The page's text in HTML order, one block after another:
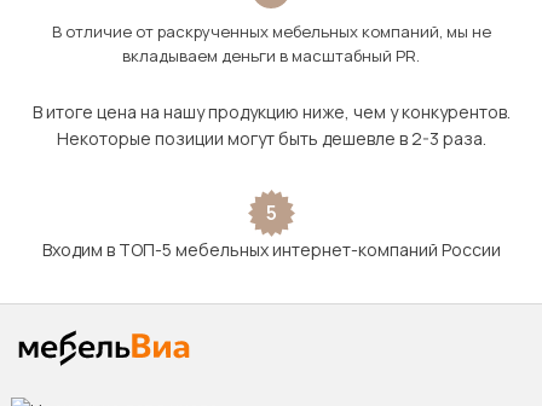
В отличие от раскрученных мебельных компаний, мы не
вкладываем деньги в масштабный PR.
В итоге цена на нашу продукцию ниже, чем у конкурентов.
Некоторые позиции могут быть дешевле в 2-3 раза.
5
Входим в ТОП-5 мебельных интернет-компаний России